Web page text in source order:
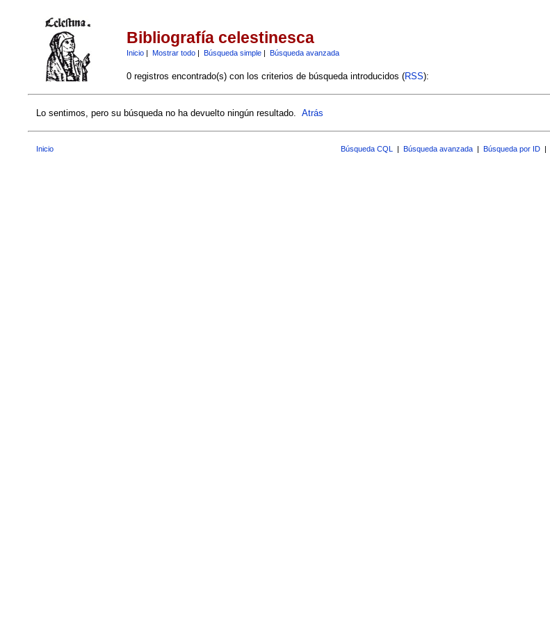
Bibliografía celestinesca
Inicio| Mostrar todo| Búsqueda simple| Búsqueda avanzada
0 registros encontrado(s) con los criterios de búsqueda introducidos (RSS):
Lo sentimos, pero su búsqueda no ha devuelto ningún resultado. Atrás
Inicio Búsqueda CQL | Búsqueda avanzada | Búsqueda por ID |